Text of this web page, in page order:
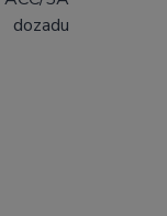
dozadu